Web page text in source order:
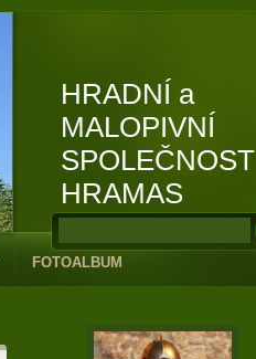
HRADNÍ a
MALOPIVNÍ
SPOLEČNOST
HRAMAS
FOTOALBUM